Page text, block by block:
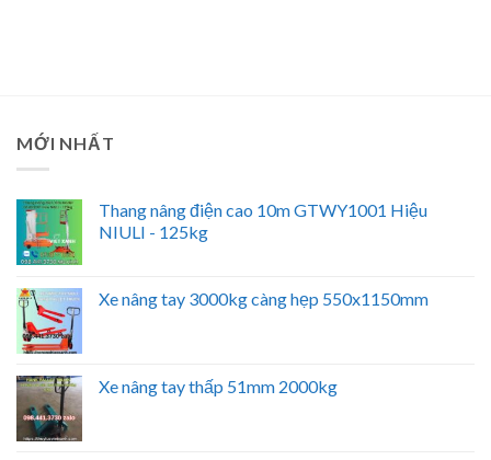
MỚI NHẤT
Thang nâng điện cao 10m GTWY1001 Hiệu
NIULI - 125kg
Xe nâng tay 3000kg càng hẹp 550x1150mm
Xe nâng tay thấp 51mm 2000kg